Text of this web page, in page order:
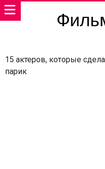
15 актеров, которые
парик